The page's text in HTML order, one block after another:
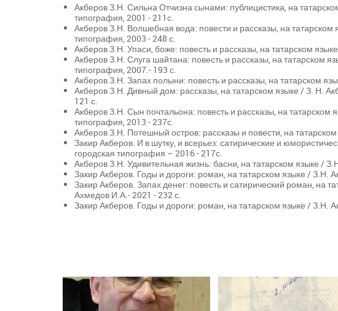
Акберов З.Н. Сильна Отчизна сынами: публицистика, на
типография, 2001 - 211с.
Акберов З.Н. Волшебная вода: повести и рассказы, на
типография, 2003 - 248 с.
Акберов З.Н. Упаси, боже: повесть и рассказы, на татарском
Акберов З.Н. Слуга шайтана: повесть и рассказы, на татарском
типография, 2007.- 193 с.
Акберов З.Н. Запах полыни: повесть и рассказы, на татарском
Акберов З.Н. Дивный дом: рассказы, на татарском языке / З. Н.
121 с.
Акберов З.Н. Сын почтальона: повесть и рассказы, на татарском
типография, 2013 - 237с.
Акберов З.Н. Потешный остров: рассказы и повести, на
Закир Акберов. И в шутку, и всерьез: сатирические и
городская типография – 2016 - 217с.
Акберов З.Н. Удивительная жизнь: басни, на татарском языке /
Закир Акберов. Годы и дороги: роман, на татарском языке / З.Н.
Закир Акберов. Запах денег: повесть и сатирический роман, на
Ахмедов И.А.- 2021 - 232 с.
Закир Акберов. Годы и дороги: роман, на татарском языке / З.Н.